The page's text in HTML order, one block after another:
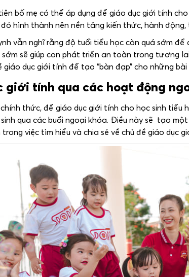
bố mẹ có thể áp dụng để giáo dục giới tính
hình thành nên nền tảng kiến thức, hành động,
vẫn nghĩ rằng độ tuổi tiểu học còn quá sớm
sẽ giúp con phát triển an toàn trong tương
dục giới tính để tạo “bàn đạp” cho những bài
giới tính qua các hoạt động
thức, để giáo dục giới tính cho học sinh tiểu
qua các buổi ngoại khóa. Điều này sẽ tạo
việc tìm hiểu và chia sẻ về chủ đề giáo dục